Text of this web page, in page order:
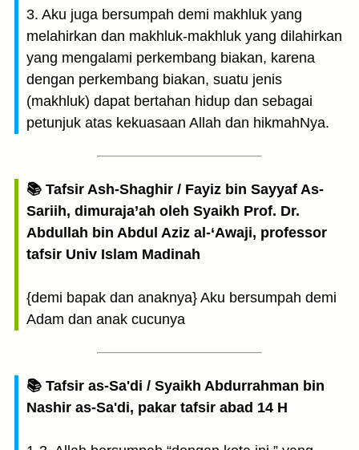
3. Aku juga bersumpah demi makhluk yang
melahirkan dan makhluk-makhluk yang dilahirkan
yang mengalami perkembang biakan, karena
dengan perkembang biakan, suatu jenis
(makhluk) dapat bertahan hidup dan sebagai
petunjuk atas kekuasaan Allah dan hikmahNya.
📚 Tafsir Ash-Shaghir / Fayiz bin Sayyaf As-
Sariih, dimuraja’ah oleh Syaikh Prof. Dr.
Abdullah bin Abdul Aziz al-‘Awaji, professor
tafsir Univ Islam Madinah
{demi bapak dan anaknya} Aku bersumpah demi
Adam dan anak cucunya
📚 Tafsir as-Sa'di / Syaikh Abdurrahman bin
Nashir as-Sa'di, pakar tafsir abad 14 H